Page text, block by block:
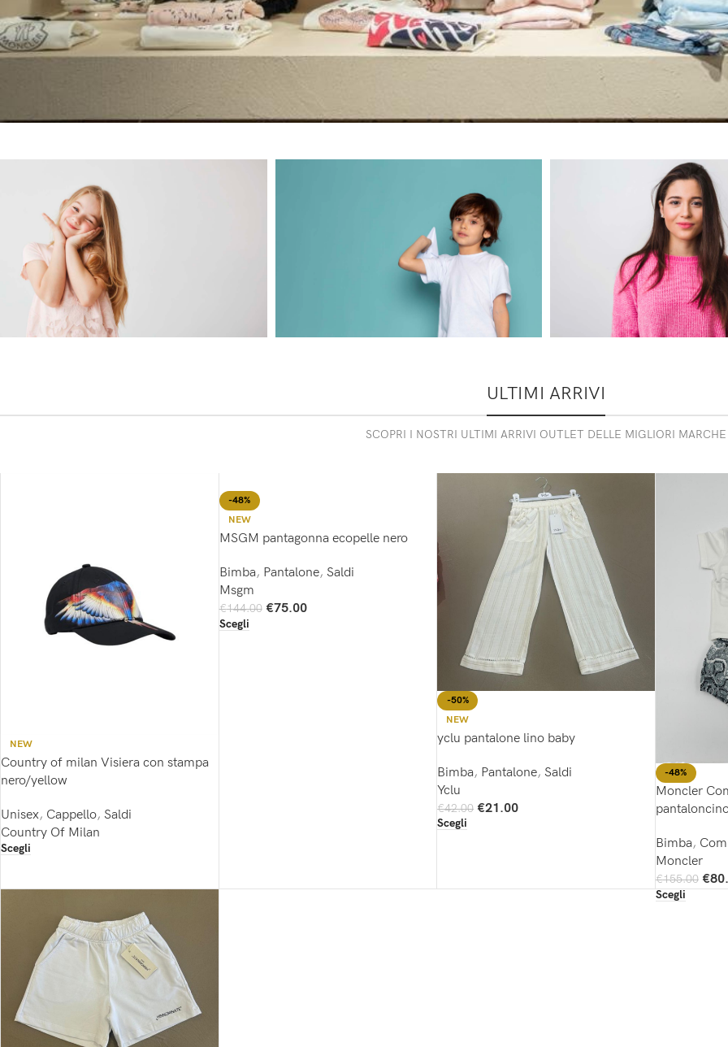
RAGAZZA
ULTIMI ARRIVI
SCOPRI I NOSTRI ULTIMI ARRIVI OUTLET DELLE MIGLIORI MARCHE
NEW
Country of milan Visiera con stampa
nero/yellow
Unisex, Cappello, Saldi
Country Of Milan
Scegli
-48%
NEW
MSGM pantagonna ecopelle nero
Bimba, Pantalone, Saldi
Msgm
€144.00 €75.00
Scegli
-50%
NEW
yclu pantalone lino baby
Bimba, Pantalone, Saldi
Yclu
€42.00 €21.00
Scegli
-48%
Moncler
Bimba,
Moncler
€155.00 €
Scegli